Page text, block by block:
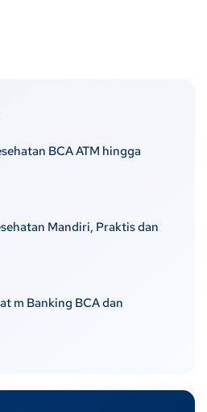
BCA ATM hingga
Mandiri, Praktis dan
m Banking BCA dan